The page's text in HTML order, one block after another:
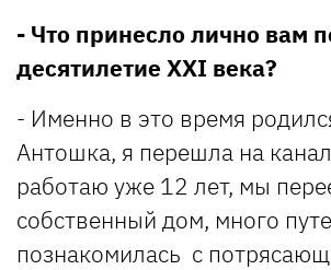
- Что принесло лично вам
десятилетие XXI века?
- Именно в это время
Антошка, я перешла на канал
работаю уже 12 лет, мы
собственный дом, много
познакомилась с